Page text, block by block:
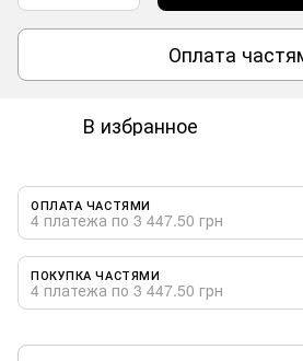
Оплата
В избранное
ОПЛАТА ЧАСТЯМИ
4 платежа по 3 447.50 грн
ПОКУПКА ЧАСТЯМИ
4 платежа по 3 447.50 грн